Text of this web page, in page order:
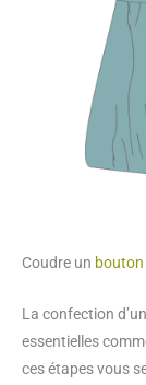
Coudre un bouton
La confection
essentielles
ces étapes vous